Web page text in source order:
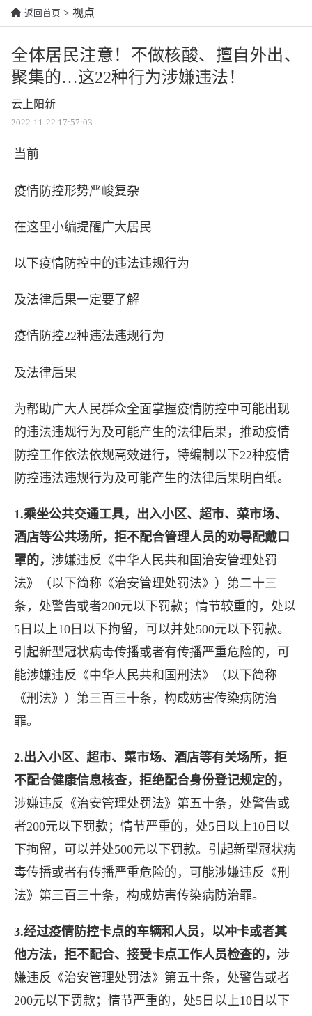
返回首页 > 视点
全体居民注意！不做核酸、擅自外出、
聚集的…这22种行为涉嫌违法！
云上阳新
2022-11-22 17:57:03
当前
疫情防控形势严峻复杂
在这里小编提醒广大居民
以下疫情防控中的违法违规行为
及法律后果一定要了解
疫情防控22种违法违规行为
及法律后果
为帮助广大人民群众全面掌握疫情防控中可能出现
的违法违规行为及可能产生的法律后果，推动疫情
防控工作依法依规高效进行，特编制以下22种疫情
防控违法违规行为及可能产生的法律后果明白纸。
1.乘坐公共交通工具，出入小区、超市、菜市场、
酒店等公共场所，拒不配合管理人员的劝导配戴口
罩的， 涉嫌违反《中华人民共和国治安管理处罚
法》（以下简称《治安管理处罚法》）第二十三
条，处警告或者200元以下罚款；情节较重的，处以
5日以上10日以下拘留，可以并处500元以下罚款。
引起新型冠状病毒传播或者有传播严重危险的，可
能涉嫌违反《中华人民共和国刑法》（以下简称
《刑法》）第三百三十条，构成妨害传染病防治
罪。
2.出入小区、超市、菜市场、酒店等有关场所，拒
不配合健康信息核查，拒绝配合身份登记规定的，
涉嫌违反《治安管理处罚法》第五十条，处警告或
者200元以下罚款；情节严重的，处5日以上10日以
下拘留，可以并处500元以下罚款。引起新型冠状病
毒传播或者有传播严重危险的，可能涉嫌违反《刑
法》第三百三十条，构成妨害传染病防治罪。
3.经过疫情防控卡点的车辆和人员，以冲卡或者其
他方法，拒不配合、接受卡点工作人员检查的， 涉
嫌违反《治安管理处罚法》第五十条，处警告或者
200元以下罚款；情节严重的，处5日以上10日以下
全体居民注意！不做核酸
的…这22种行为涉嫌违法
当前疫情防控形势严峻复杂在
下疫情防控中的违法违规行为及法
控22种违法违规行为及法律后果为
长按图片识别二维